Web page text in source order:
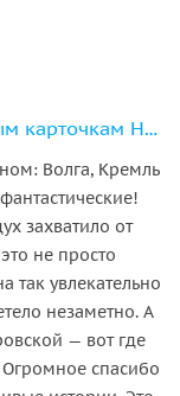
Пешеходная экскурсия по визитным карточкам Нижнего Новгорода
Волга, Кремль
захватило от
не просто
так увлекательно
незаметно. А
— вот где
Огромное спасибо